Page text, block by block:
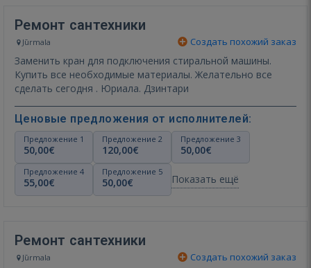
Ремонт сантехники
Jūrmala Создать похожий заказ
Заменить кран для подключения стиральной машины.
Купить все необходимые материалы. Желательно все
сделать сегодня . Юриала. Дзинтари
Ценовые предложения от исполнителей:
Предложение 1
50,00€
Предложение 2
120,00€
Предложение 3
50,00€
Предложение 4
55,00€
Предложение 5
50,00€ Показать ещё
Ремонт сантехники
Jūrmala Создать похожий заказ